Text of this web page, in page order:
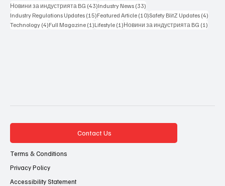
Новини за индустрията BG (43)43 posts
Industry News (33)
Industry Regulations Updates (15)15 posts
Featured Article (10)10 posts
Safety BlitZ Updates (4)
Technology (4)4 posts
Full Magazine (1)1 post
Lifestyle (1)1 post
Новини за индустрията BG (1)
Contact Us
Terms & Conditions
Privacy Policy
Accessibility Statement